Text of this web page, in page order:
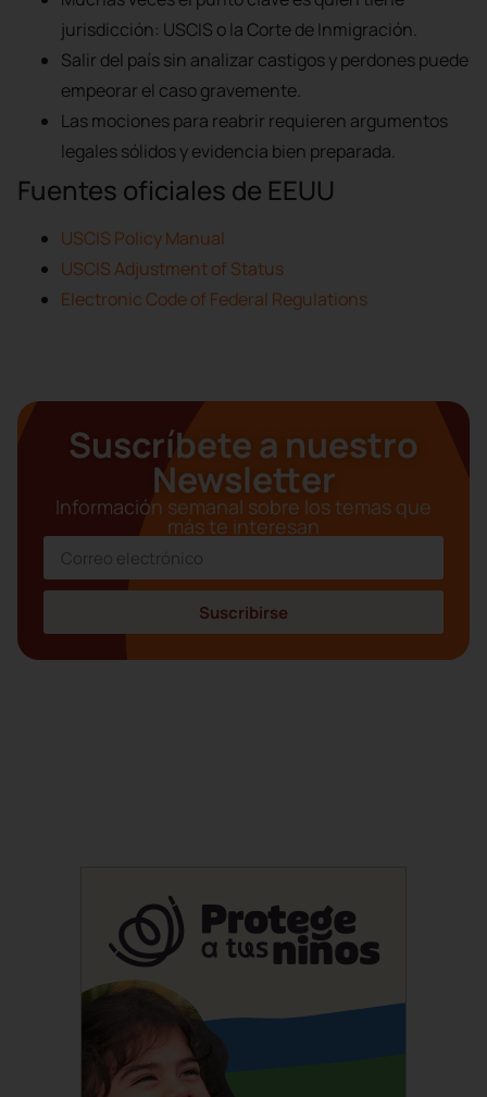
jurisdicción: USCIS o la Corte de Inmigración.
Salir del país sin analizar castigos y perdones puede
empeorar el caso gravemente.
Las mociones para reabrir requieren argumentos
legales sólidos y evidencia bien preparada.
Fuentes oficiales de EEUU
USCIS Policy Manual
USCIS Adjustment of Status
Electronic Code of Federal Regulations
Suscríbete a nuestro
Newsletter
Información semanal sobre los temas que
más te interesan
Suscribirse